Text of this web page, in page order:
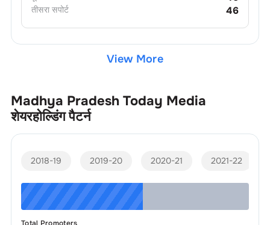
तीसरा सपोर्ट 46
View More
Madhya Pradesh Today Media
शेयरहोल्डिंग पैटर्न
2018-19 2019-20 2020-21 2021-22
Total Promoters